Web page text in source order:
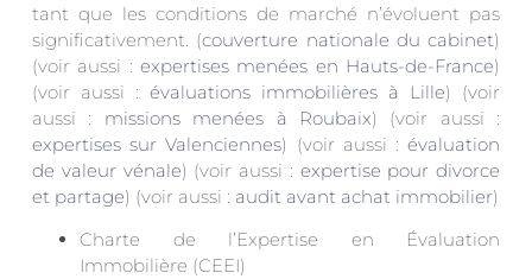
tant que les conditions de marché n’évoluent pas
significativement. (couverture nationale du cabinet)
(voir aussi : expertises menées en Hauts-de-France)
(voir aussi : évaluations immobilières à Lille) (voir
aussi : missions menées à Roubaix) (voir aussi :
expertises sur Valenciennes) (voir aussi :évaluation
de valeur vénale) (voir aussi : expertise pour divorce
et partage) (voir aussi : audit avant achat immobilier)
Charte de l’Expertise en Évaluation
Immobilière (CEEI)